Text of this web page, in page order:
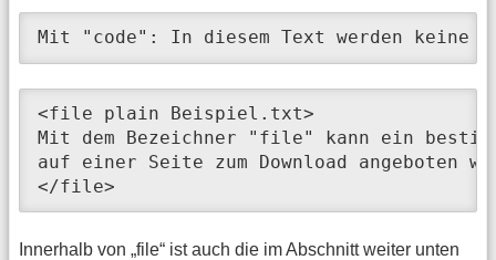
Mit "code": In diesem Text werden
<file plain Beispiel.txt>
Mit dem Bezeichner "file" kann ein
auf einer Seite zum Download angeboten
</file>
Innerhalb von „file“ ist auch die im Abschnitt weiter unten